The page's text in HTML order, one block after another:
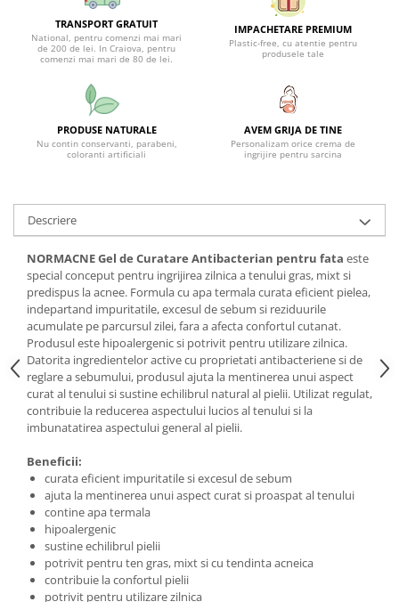
TRANSPORT GRATUIT
National, pentru comenzi mai mari
de 200 de lei. In Craiova, pentru
comenzi mai mari de 80 de lei.
IMPACHETARE PREMIUM
Plastic-free, cu atentie pentru
produsele tale
PRODUSE NATURALE
Nu contin conservanti, parabeni,
coloranti artificiali
AVEM GRIJA DE TINE
Personalizam orice crema de
ingrijire pentru sarcina
Descriere
NORMACNE Gel de Curatare Antibacterian pentru fata este
special conceput pentru ingrijirea zilnica a tenului gras, mixt si
predispus la acnee. Formula cu apa termala curata eficient pielea,
indepartand impuritatile, excesul de sebum si reziduurile
acumulate pe parcursul zilei, fara a afecta confortul cutanat.
Produsul este hipoalergenic si potrivit pentru utilizare zilnica.
Datorita ingredientelor active cu proprietati antibacteriene si de
reglare a sebumului, produsul ajuta la mentinerea unui aspect
curat al tenului si sustine echilibrul natural al pielii. Utilizat regulat,
contribuie la reducerea aspectului lucios al tenului si la
imbunatatirea aspectului general al pielii.
Beneficii:
curata eficient impuritatile si excesul de sebum
ajuta la mentinerea unui aspect curat si proaspat al tenului
contine apa termala
hipoalergenic
sustine echilibrul pielii
potrivit pentru ten gras, mixt si cu tendinta acneica
contribuie la confortul pielii
potrivit pentru utilizare zilnica